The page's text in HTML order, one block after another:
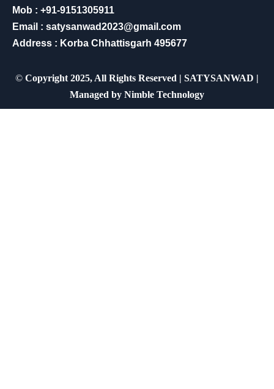
Mob : +91-9151305911
Email : satysanwad2023@gmail.com
Address : Korba Chhattisgarh 495677
© Copyright 2025, All Rights Reserved | SATYSANWAD |
Managed by Nimble Technology